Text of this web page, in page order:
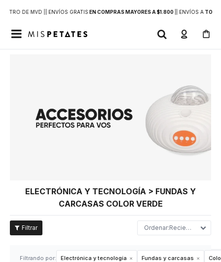
DE MVD | | ENVÍOS GRATIS EN COMPRAS MAYORES A $1.800 | ENVÍOS ATODO

ELECTRÓNICA Y TECNOLOGÍA > FUNDAS Y
CARCASAS COLOR VERDE
Recientes
Filtrando por: Electrónica y tecnología Fundas y carcasas